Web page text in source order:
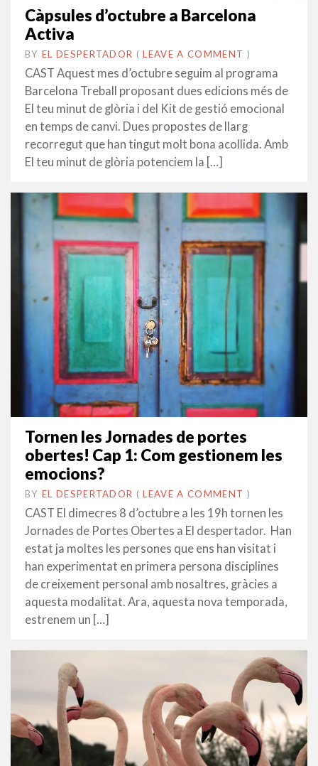
Càpsules d’octubre a Barcelona
Activa
BY EL DESPERTADOR ON
29
SETEMBRE
•(LEAVE A COMMENT )
CAST Aquest mes d’octubre seguim al programa
Barcelona Treball proposant dues edicions més de
El teu minut de glòria i del Kit de gestió emocional
en temps de canvi. Dues propostes de llarg
recorregut que han tingut molt bona acollida. Amb
El teu minut de glòria potenciem la […]
Tornen les Jornades de portes
obertes! Cap 1: Com gestionem les
emocions?
BY EL DESPERTADOR ON
28
SETEMBRE
•(LEAVE A COMMENT )
CAST El dimecres 8 d’octubre a les 19h tornen les
Jornades de Portes Obertes a El despertador. Han
estat ja moltes les persones que ens han visitat i
han experimentat en primera persona disciplines
de creixement personal amb nosaltres, gràcies a
aquesta modalitat. Ara, aquesta nova temporada,
estrenem un […]